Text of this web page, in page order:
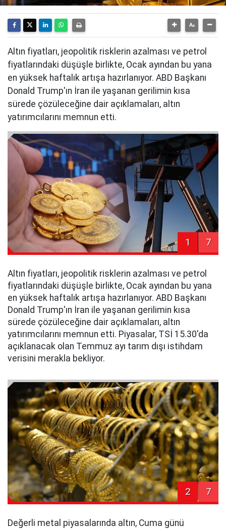
Altın fiyatları, jeopolitik risklerin azalması ve petrol
fiyatlarındaki düşüşle birlikte, Ocak ayından bu yana
en yüksek haftalık artışa hazırlanıyor. ABD Başkanı
Donald Trump'ın İran ile yaşanan gerilimin kısa
sürede çözüleceğine dair açıklamaları, altın
yatırımcılarını memnun etti.
1 7
Altın fiyatları, jeopolitik risklerin azalması ve petrol
fiyatlarındaki düşüşle birlikte, Ocak ayından bu yana
en yüksek haftalık artışa hazırlanıyor. ABD Başkanı
Donald Trump'ın İran ile yaşanan gerilimin kısa
sürede çözüleceğine dair açıklamaları, altın
yatırımcılarını memnun etti. Piyasalar, TSİ 15.30'da
açıklanacak olan Temmuz ayı tarım dışı istihdam
verisini merakla bekliyor.
2 7
Değerli metal piyasalarında altın, Cuma günü